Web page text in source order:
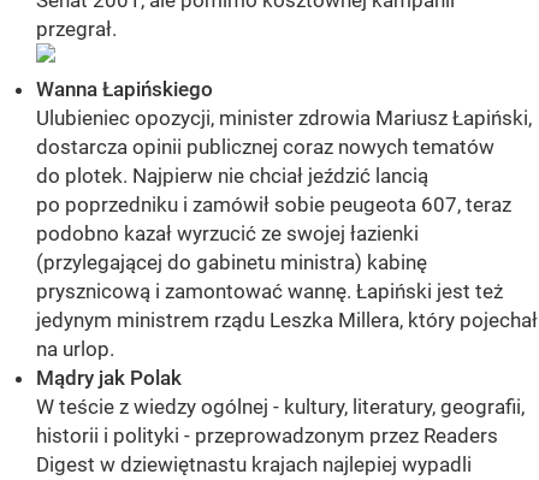
przegrał.
Wanna Łapińskiego
Ulubieniec opozycji, minister zdrowia Mariusz Łapiński,
dostarcza opinii publicznej coraz nowych tematów
do plotek. Najpierw nie chciał jeździć lancią
po poprzedniku i zamówił sobie peugeota 607, teraz
podobno kazał wyrzucić ze swojej łazienki
(przylegającej do gabinetu ministra) kabinę
prysznicową i zamontować wannę. Łapiński jest też
jedynym ministrem rządu Leszka Millera, który pojechał
na urlop.
Mądry jak Polak
W teście z wiedzy ogólnej - kultury, literatury, geografii,
historii i polityki - przeprowadzonym przez Readers
Digest w dziewiętnastu krajach najlepiej wypadli